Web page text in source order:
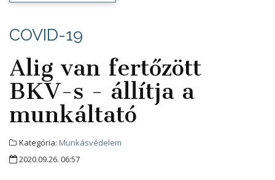
COVID-19
Alig van fertőzött
BKV-s - állítja a
munkáltató
Kategória: Munkásvédelem
2020.09.26. 06:57